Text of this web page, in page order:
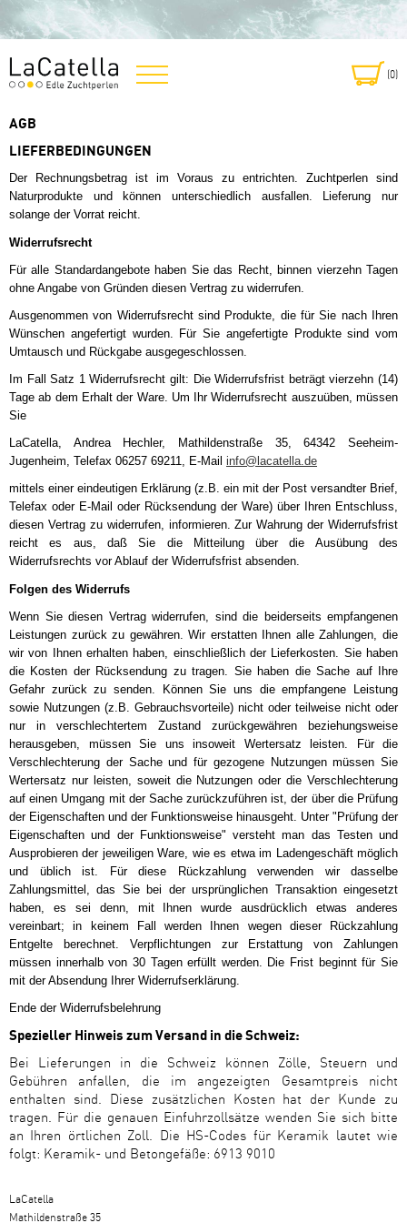
(0
AGB
LIEFERBEDINGUNGEN
Der Rechnungsbetrag ist im Voraus zu entrichten. Zuchtperlen sind
Naturprodukte und können unterschiedlich ausfallen. Lieferung nur
solange der Vorrat reicht.
Widerrufsrecht
Für alle Standardangebote haben Sie das Recht, binnen vierzehn Tagen
ohne Angabe von Gründen diesen Vertrag zu widerrufen.
Ausgenommen von Widerrufsrecht sind Produkte, die für Sie nach Ihren
Wünschen angefertigt wurden. Für Sie angefertigte Produkte sind vom
Umtausch und Rückgabe ausgegeschlossen.
Im Fall Satz 1 Widerrufsrecht gilt: Die Widerrufsfrist beträgt vierzehn (14)
Tage ab dem Erhalt der Ware. Um Ihr Widerrufsrecht auszuüben, müssen
Sie
LaCatella, Andrea Hechler, Mathildenstraße 35, 64342 Seeheim-
Jugenheim, Telefax 06257 69211, E-Mail info@lacatella.de
mittels einer eindeutigen Erklärung (z.B. ein mit der Post versandter Brief,
Telefax oder E-Mail oder Rücksendung der Ware) über Ihren Entschluss,
diesen Vertrag zu widerrufen, informieren. Zur Wahrung der Widerrufsfrist
reicht es aus, daß Sie die Mitteilung über die Ausübung des
Widerrufsrechts vor Ablauf der Widerrufsfrist absenden.
Folgen des Widerrufs
Wenn Sie diesen Vertrag widerrufen, sind die beiderseits empfangenen
Leistungen zurück zu gewähren. Wir erstatten Ihnen alle Zahlungen, die
wir von Ihnen erhalten haben, einschließlich der Lieferkosten. Sie haben
die Kosten der Rücksendung zu tragen. Sie haben die Sache auf Ihre
Gefahr zurück zu senden. Können Sie uns die empfangene Leistung
sowie Nutzungen (z.B. Gebrauchsvorteile) nicht oder teilweise nicht oder
nur in verschlechtertem Zustand zurückgewähren beziehungsweise
herausgeben, müssen Sie uns insoweit Wertersatz leisten. Für die
Verschlechterung der Sache und für gezogene Nutzungen müssen Sie
Wertersatz nur leisten, soweit die Nutzungen oder die Verschlechterung
auf einen Umgang mit der Sache zurückzuführen ist, der über die Prüfung
der Eigenschaften und der Funktionsweise hinausgeht. Unter "Prüfung der
Eigenschaften und der Funktionsweise" versteht man das Testen und
Ausprobieren der jeweiligen Ware, wie es etwa im Ladengeschäft möglich
und üblich ist. Für diese Rückzahlung verwenden wir dasselbe
Zahlungsmittel, das Sie bei der ursprünglichen Transaktion eingesetzt
haben, es sei denn, mit Ihnen wurde ausdrücklich etwas anderes
vereinbart; in keinem Fall werden Ihnen wegen dieser Rückzahlung
Entgelte berechnet. Verpflichtungen zur Erstattung von Zahlungen
müssen innerhalb von 30 Tagen erfüllt werden. Die Frist beginnt für Sie
mit der Absendung Ihrer Widerrufserklärung.
Ende der Widerrufsbelehrung
Spezieller Hinweis zum Versand in die Schweiz:
Bei Lieferungen in die Schweiz können Zölle, Steuern und
Gebühren anfallen, die im angezeigten Gesamtpreis nicht
enthalten sind. Diese zusätzlichen Kosten hat der Kunde zu
tragen. Für die genauen Einfuhrzollsätze wenden Sie sich bitte
an Ihren örtlichen Zoll. Die HS-Codes für Keramik lautet wie
folgt: Keramik- und Betongefäße: 6913 9010
LaCatella
Mathildenstraße 35